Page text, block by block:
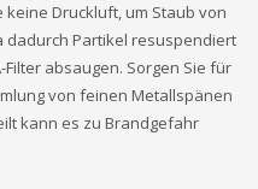
keine Druckluft, um Staub von
dadurch Partikel resuspendiert
absaugen. Sorgen Sie für
von feinen Metallspänen
kann es zu Brandgefahr